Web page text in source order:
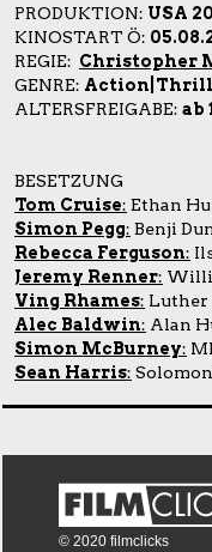
PRODUKTION: USA
KINOSTART Ö:
REGIE: Christopher
GENRE:
ALTERSFREIGABE: ab
BESETZUNG
Tom Cruise: Ethan
Simon Pegg: Benji
Rebecca Ferguson:
Jeremy Renner:
Ving Rhames: Luther
Alec Baldwin: Alan
Simon McBurney:
Sean Harris:
© 2020 filmclicks